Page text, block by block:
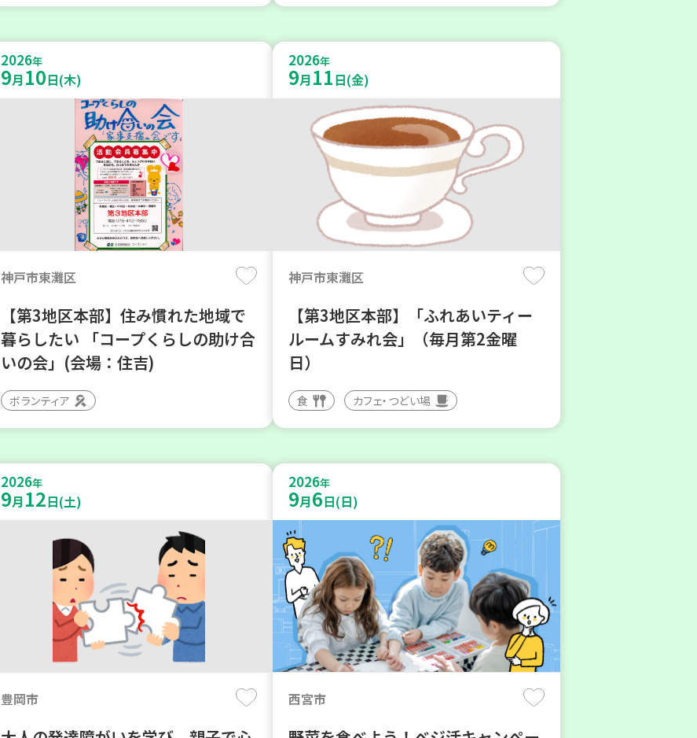
2026年
9月 10日(木)
神戸市東灘区
【第3地区本部】住み慣れた地域で
暮らしたい 「コープくらしの助け合
いの会」(会場：住吉)
ボランティア
2026年
9月 11日(金)
神戸市東灘区
【第3地区本部】「ふれあいティー
ルームすみれ会」（毎月第2金曜
日）
食 カフェ・つどい場
2026年
9月 12日(土)
豊岡市
2026年
9月6日(日)
西宮市